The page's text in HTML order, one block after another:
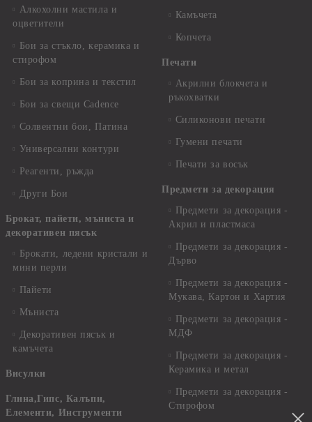
Алкохолни мастила и
оцветители
Бои за стъкло, керамика и
стирофом
Бои за коприна и текстил
Бои за свещи Cadence
Солвентни бои, Патина
Универсални контури
Реагенти, ръжда
Други Бои
Брокат, пайети, мъниста и
декоративен пясък
Брокати, ледени кристали и
мини перли
Пайети
Мъниста
Декоративен пясък и
камъчета
Висулки
Глина,Гипс, Калъпи,
Елементи, Инструменти
Камъчета
Копчета
Печати
Акрилни блокчета и
ръкохватки
Силиконови печати
Гумени печати
Печати за восък
Предмети за декорация
Предмети за декорация -
Акрил и пластмаса
Предмети за декорация -
Дърво
Предмети за декорация -
Мукава, Картон и Хартия
Предмети за декорация -
МДФ
Предмети за декорация -
Керамика и метал
Предмети за декорация -
Стирофом